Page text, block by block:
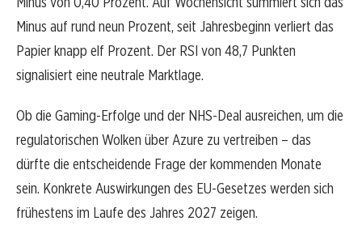
Minus auf rund neun Prozent, seit Jahresbeginn verliert das
Papier knapp elf Prozent. Der RSI von 48,7 Punkten
signalisiert eine neutrale Marktlage.
Ob die Gaming-Erfolge und der NHS-Deal ausreichen, um die
regulatorischen Wolken über Azure zu vertreiben – das
dürfte die entscheidende Frage der kommenden Monate
sein. Konkrete Auswirkungen des EU-Gesetzes werden sich
frühestens im Laufe des Jahres 2027 zeigen.